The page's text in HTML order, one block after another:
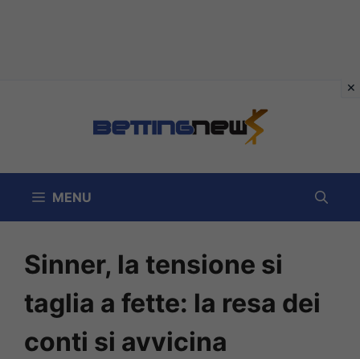
MENU
Sinner, la tensione si
taglia a fette: la resa dei
conti si avvicina